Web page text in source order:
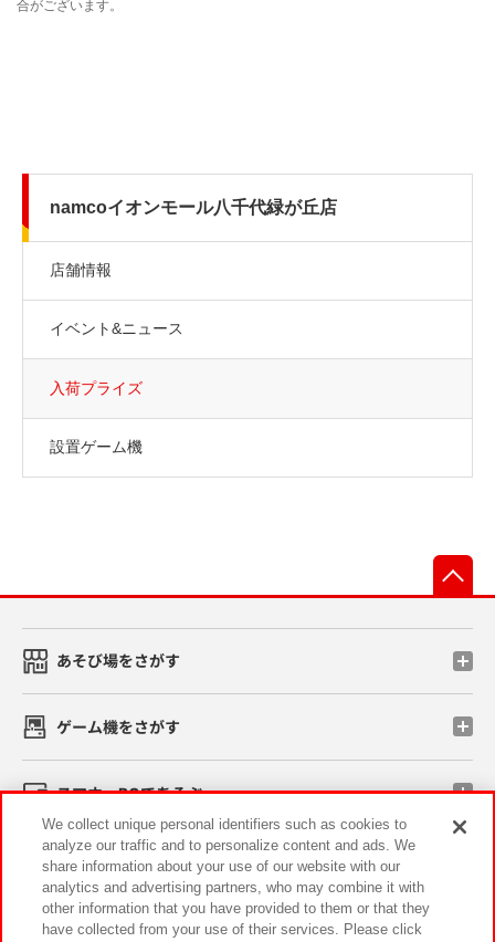
namcoイオンモール八千代緑が丘店
店舗情報
イベント&ニュース
入荷プライズ
設置ゲーム機
あそび場をさがす
ゲーム機をさがす
スマホ・PCであそぶ
イベント・キャンペーン
We collect unique personal identifiers such as cookies to
analyze our traffic and to personalize content and ads. We
share information about your use of our website with our
analytics and advertising partners, who may combine it with
other information that you have provided to them or that they
have collected from your use of their services. Please click